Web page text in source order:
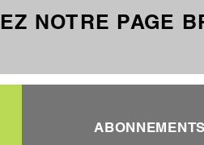
NOTRE PAGE
ABONNEMENTS